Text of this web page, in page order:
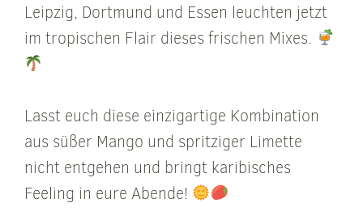
Leipzig, Dortmund und Essen leuchten jetzt
im tropischen Flair dieses frischen Mixes.
Lasst euch diese einzigartige Kombination
aus süßer Mango und spritziger Limette
nicht entgehen und bringt karibisches
Feeling in eure Abende!